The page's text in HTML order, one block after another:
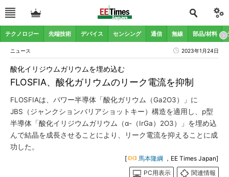
テクノロジー 先端技術 デバイス センシング 通信 無線 部品/材料
ニュース 2023年1月24日
FLOSFIA、酸化ガリウムのリーク電流を抑制
酸化イリジウムガリウムを埋め込む
FLOSFIAは、パワー半導体「酸化ガリウム（Ga2O3）」に
JBS（ジャンクションバリアショットキー）構造を適用し、p型
半導体「酸化イリジウムガリウム（α-（IrGa）2O3）」を埋め込
んで結晶を成長させることにより、リーク電流を抑えることに成
功した。
[ 馬本隆綱 ，EE Times Japan]
PC用表示
関連情報